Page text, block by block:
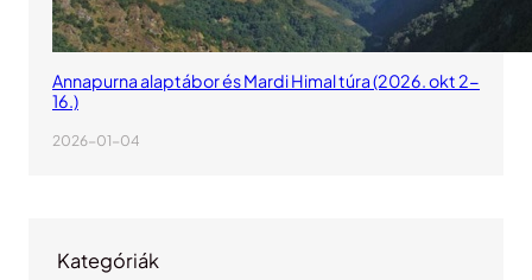
Annapurna alaptábor és Mardi Himal túra (2026. okt 2-
16.)
2026-01-04
Kategóriák